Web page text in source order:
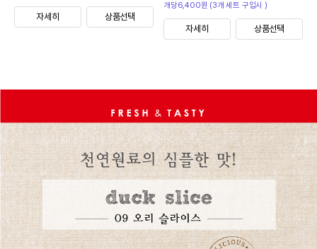
자세히 상품선택
개당6,400원 (3개 세트 구입시 )
자세히 상품선택